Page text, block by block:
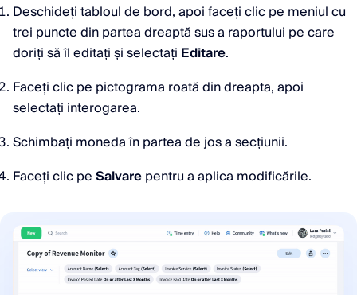
Deschideți tabloul de bord, apoi faceți clic pe meniul cu
trei puncte din partea dreaptă sus a raportului pe care
doriți să îl editați și selectați Editare.
Faceți clic pe pictograma roată din dreapta, apoi
selectați interogarea.
Schimbați moneda în partea de jos a secțiunii.
Faceți clic peSalvarepentru a aplica modificările.